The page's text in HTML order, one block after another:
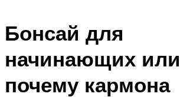
Бонсай для
начинающих или
почему кармона